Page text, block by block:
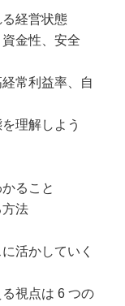
る経営状態
金性、安全
常利益率、自
理解しよう
ること
方法
活かしていく
視点は 6 つの